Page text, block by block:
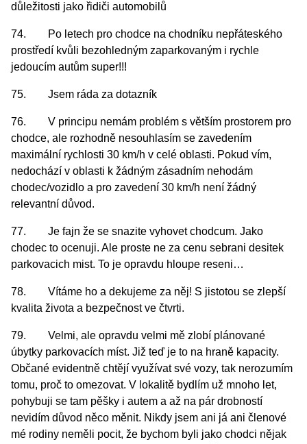
důležitosti jako řidiči automobilů
74. Po letech pro chodce na chodníku nepřáteského
prostředí kvůli bezohledným zaparkovaným i rychle
jedoucím autům super!!!
75. Jsem ráda za dotazník
76. V principu nemám problém s větším prostorem pro
chodce, ale rozhodně nesouhlasím se zavedením
maximální rychlosti 30 km/h v celé oblasti. Pokud vím,
nedochází v oblasti k žádným zásadním nehodám
chodec/vozidlo a pro zavedení 30 km/h není žádný
relevantní důvod.
77. Je fajn že se snazite vyhovet chodcum. Jako
chodec to ocenuji. Ale proste ne za cenu sebrani desitek
parkovacich mist. To je opravdu hloupe reseni…
78. Vítáme ho a dekujeme za něj! S jistotou se zlepší
kvalita života a bezpečnost ve čtvrti.
79. Velmi, ale opravdu velmi mě zlobí plánované
úbytky parkovacích míst. Již teď je to na hraně kapacity.
Občané evidentně chtějí využívat své vozy, tak nerozumím
tomu, proč to omezovat. V lokalitě bydlím už mnoho let,
pohybuji se tam pěšky i autem a až na pár drobností
nevidím důvod něco měnit. Nikdy jsem ani já ani členové
mé rodiny neměli pocit, že bychom byli jako chodci nějak